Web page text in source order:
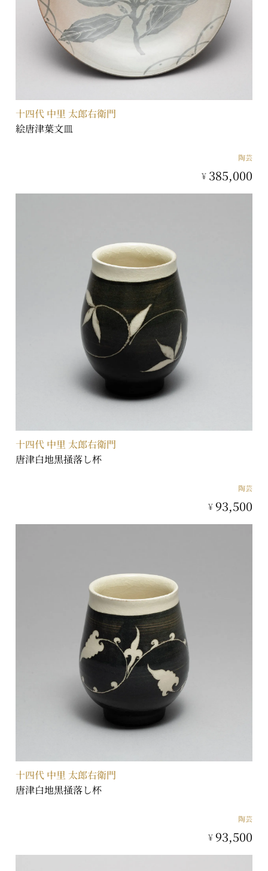
十四代 中里 太郎右衛門
絵唐津葉文皿
陶芸
¥ 385,000
十四代 中里 太郎右衛門
唐津白地黒掻落し杯
陶芸
¥ 93,500
十四代 中里 太郎右衛門
唐津白地黒掻落し杯
陶芸
¥ 93,500